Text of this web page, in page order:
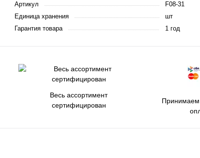
Артикул
F08-31
Единица хранения
шт
Гарантия товара
1 год
Весь ассортимент
сертифицирован
Принимаем